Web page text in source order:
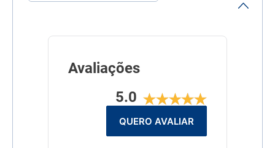
Avaliações
5.0
QUERO AVALIAR